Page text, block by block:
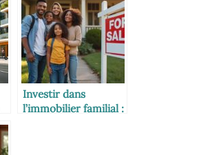
Investir dans
l’immobilier familial :